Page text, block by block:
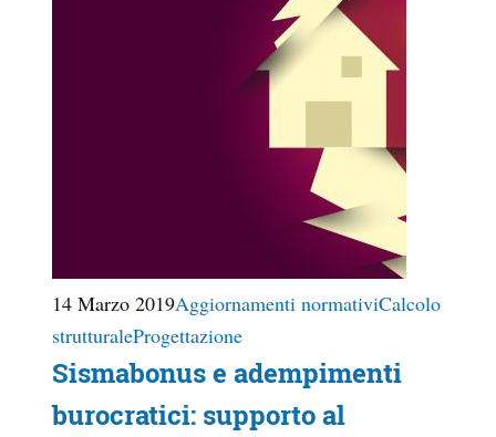
14 Marzo 2019Aggiornamenti normativiCalcolo
strutturaleProgettazione
Sismabonus e adempimenti
burocratici: supporto al